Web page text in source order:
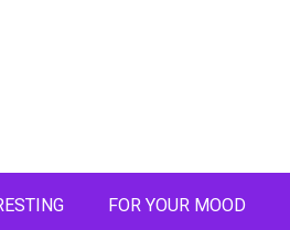
FOR YOUR MOOD